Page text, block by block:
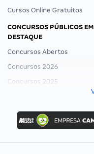
Cursos Online Gratuitos
CONCURSOS PÚBLICOS EM
DESTAQUE
Concursos Abertos
Concursos 2026
Concursos 2025
Concurso Ibama
Concurso MPU
Editais publicados